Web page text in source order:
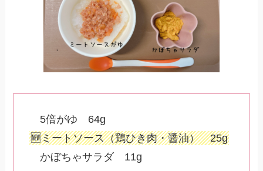
5倍がゆ 64g
🆕ミートソース（鶏ひき肉・醤油） 25g
かぼちゃサラダ 11g